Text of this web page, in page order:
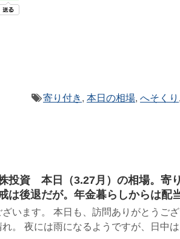
寄り付き ,本日の相場,へそくり
投資 本日（3.27月）の相場。寄
は後退だが。年金暮らしからは配
ざいます。 本日も、訪問ありがとうご
。 夜には雨になるようですが、日中は